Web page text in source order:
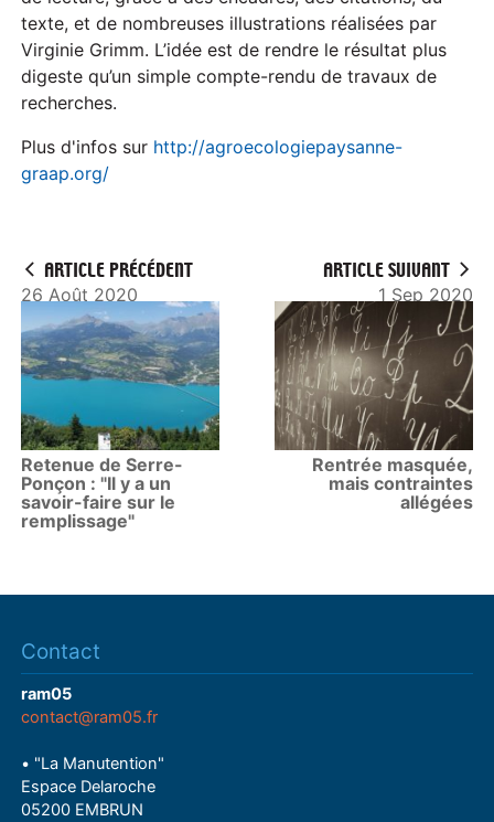
texte, et de nombreuses illustrations réalisées par
Virginie Grimm. L’idée est de rendre le résultat plus
digeste qu’un simple compte-rendu de travaux de
recherches.
Plus d'infos sur http://agroecologiepaysanne-
graap.org/
ARTICLE PRÉCÉDENT
26 Août 2020
Retenue de Serre-
Ponçon : "Il y a un
savoir-faire sur le
remplissage"
ARTICLE SUIVANT
1 Sep 2020
Rentrée masquée,
mais contraintes
allégées
Contact
ram05
contact@ram05.fr
• "La Manutention"
Espace Delaroche
05200 EMBRUN